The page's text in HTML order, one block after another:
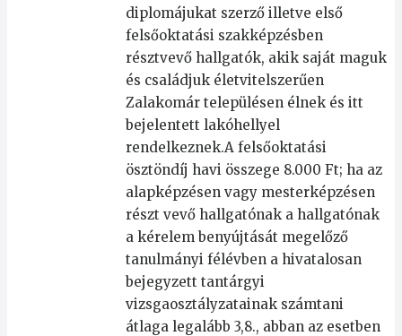
diplomájukat szerző illetve első
felsőoktatási szakképzésben
résztvevő hallgatók, akik saját maguk
és családjuk életvitelszerűen
Zalakomár településen élnek és itt
bejelentett lakóhellyel
rendelkeznek.A felsőoktatási
ösztöndíj havi összege 8.000 Ft; ha az
alapképzésen vagy mesterképzésen
részt vevő hallgatónak a hallgatónak
a kérelem benyújtását megelőző
tanulmányi félévben a hivatalosan
bejegyzett tantárgyi
vizsgaosztályzatainak számtani
átlaga legalább 3,8., abban az esetben